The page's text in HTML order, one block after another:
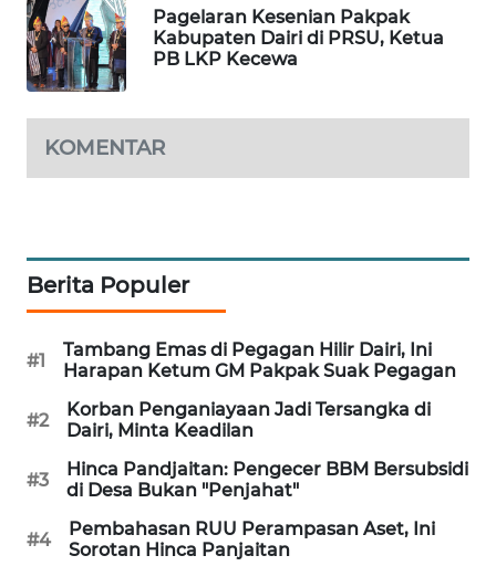
Pagelaran Kesenian Pakpak
Kabupaten Dairi di PRSU, Ketua
PB LKP Kecewa
KOMENTAR
Berita Populer
#1
Tambang Emas di Pegagan Hilir Dairi, Ini
Harapan Ketum GM Pakpak Suak Pegagan
#2
Korban Penganiayaan Jadi Tersangka di
Dairi, Minta Keadilan
#3
Hinca Pandjaitan: Pengecer BBM Bersubsidi
di Desa Bukan "Penjahat"
#4
Pembahasan RUU Perampasan Aset, Ini
Sorotan Hinca Panjaitan
WAHANA
PERSONA
WAHANA
DESA
WISATA
LAPAK
Network
KONSUMEN
LISTRIK